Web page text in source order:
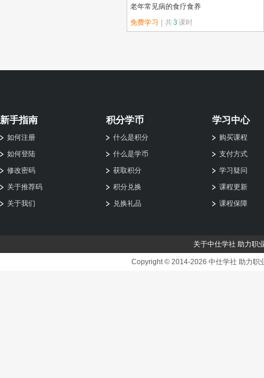
老年常见病的食疗食养
免费学习
共3 课时
新手指南
如何注册
如何登陆
修改密码
关于推荐码
关于我们
积分学币
什么是积分
什么是学币
获取积分
积分兑换
兑换礼品
学习中心
购买课程
支付方式
学习疑问
课程更新
课程保障
关于中仕学社 助力职
Copyright © 2014-2026 中仕学社 助力职